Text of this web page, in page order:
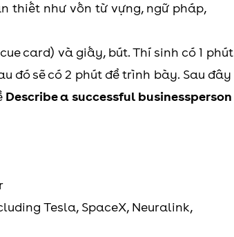
thiết như vốn từ vựng, ngữ pháp,
card) và giấy, bút. Thí sinh có 1 phút
đó sẽ có 2 phút để trình bày. Sau đây
Describe a successful businessperson
Tesla, SpaceX, Neuralink,